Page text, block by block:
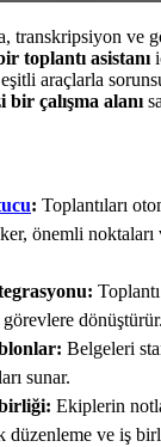
transkripsiyon ve
toplantı asistanı
araçlarla
bir çalışma alanı
: Toplantıları
önemli noktaları
dönüştürür.
Belgeleri
sunar.
Ekiplerin
düzenleme ve iş